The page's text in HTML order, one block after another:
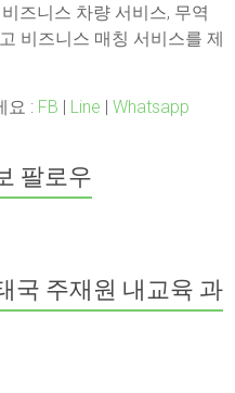
즈니스 차량 서비스, 무역
비즈니스 매칭 서비스를 제
요 : FB | Line |Whatsapp
팔로우
국 주재원 내교육 과